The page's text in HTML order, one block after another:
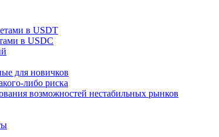
в USDT
в USDC
для новичков
либо риска
возможностей нестабильных рынков